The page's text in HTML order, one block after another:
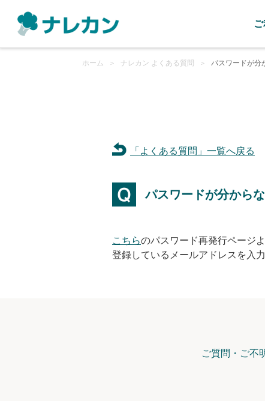
ホーム ＞ ナレカン よくある質問 ＞ パスワードが分
「よくある質問」一覧へ戻る
パスワードが分から
こちらのパスワード再発行ページ
登録しているメールアドレスを入
ご質問・ご不